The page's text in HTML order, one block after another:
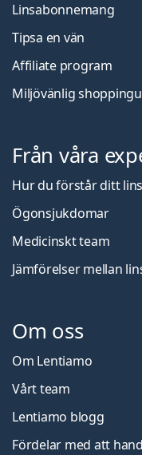
Linsabonnemang
Tipsa en vän
Affiliate program
Miljövänlig
Från våra
Hur du förstår ditt
Ögonsjukdomar
Medicinskt team
Jämförelser mellan
Om oss
Om Lentiamo
Vårt team
Lentiamo blogg
Fördelar med att